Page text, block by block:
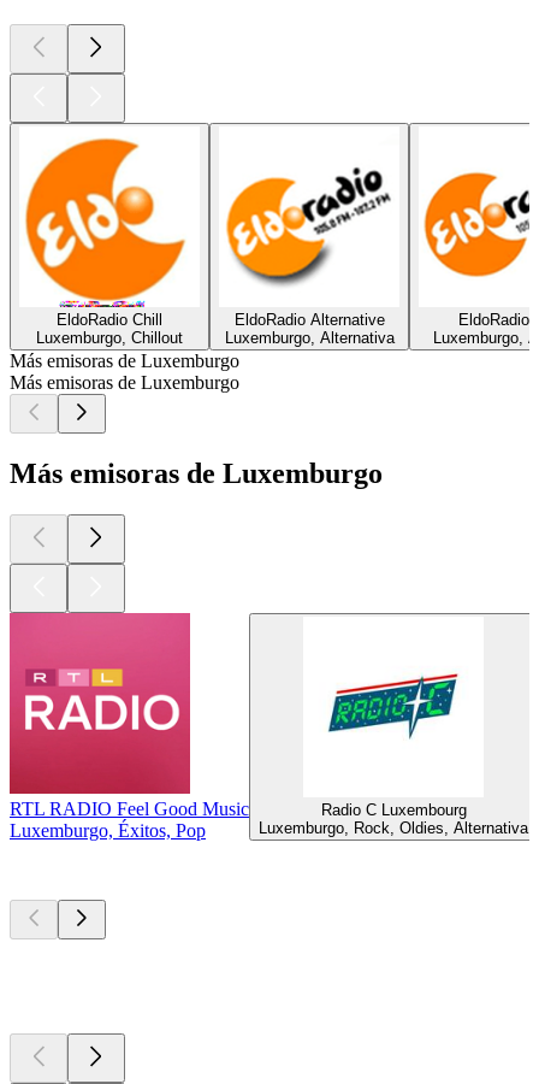
EldoRadio Chill
Luxemburgo, Chillout
EldoRadio Alternative
Luxemburgo, Alternativa
EldoRadio
Luxemburgo,
Más emisoras de Luxemburgo
Más emisoras de Luxemburgo
Más emisoras de Luxemburgo
RTL RADIO Feel Good Music
Luxemburgo, Éxitos, Pop
Radio C Luxembourg
Luxemburgo, Rock, Oldies, Alternativa